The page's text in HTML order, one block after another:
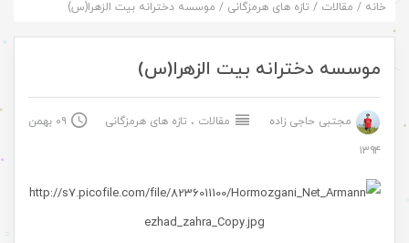
خانه / مقالات / تازه های هرمزگانی / موسسه دخترانه بیت الزهرا(س)
موسسه دخترانه بیت الزهرا(س)
مجتبی حاجی زاده مقالات ، تازه های هرمزگانی
۰۹ بهمن
۱۳۹۴